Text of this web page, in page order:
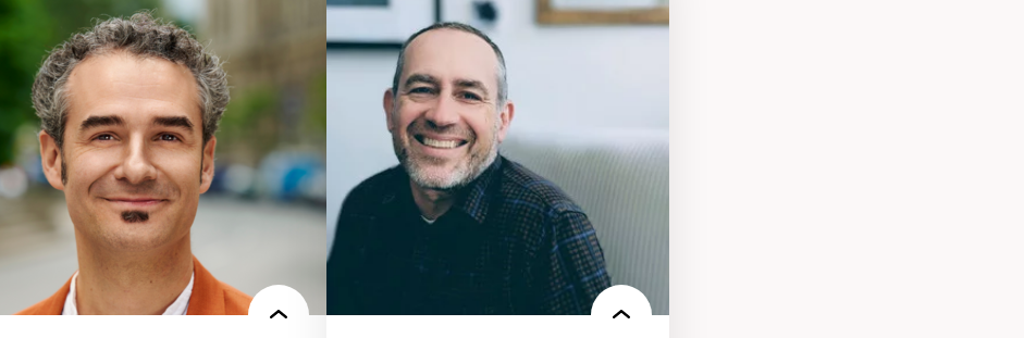
Trajectoires migratoires
Migrations forcées
Études des frontières; Enjeux géopolitiques
des migrations
Politiques migratoires
Réfugiés
Demandeurs d’asile
Migrations irrégulières
Migrations temporaires
Migration et changement climatique
Migration et développement
Expertises
Économie circulaire
Modèles d’affaires durables
Histoire des faits économiques
Gestion durable des ressources naturelles
Écologie industrielle
Aménagement durable du territoire
Développement régional
Coopératives
Télétravail en milieu rural francophone
Transition socio-écologique